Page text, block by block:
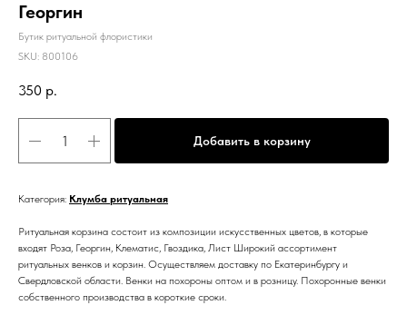
Георгин
Бутик ритуальной флористики
SKU: 800106
350 р.
Добавить в корзину
Категория: Клумба ритуальная
Ритуальная корзина состоит из композиции искусственных цветов, в которые
входят Роза, Георгин, Клематис, Гвоздика, Лист Широкий ассортимент
ритуальных венков и корзин. Осуществляем доставку по Екатеринбургу и
Свердловской области. Венки на похороны оптом и в розницу. Похоронные венки
собственного производства в короткие сроки.